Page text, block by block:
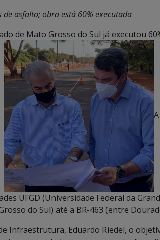
asfalto; obra está 60% executada
de Mato Grosso do Sul já executou
UFGD (Universidade Federal da
do Sul) até a BR-463 (entre
Infraestrutura, Eduardo Riedel, o